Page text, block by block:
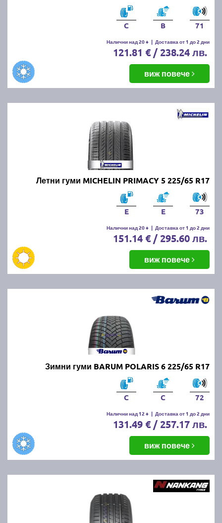
C B 71
Налични над 20 + | Доставка от 1 до 2 дни
121.81 € / 238.24 лв.
виж повече
Летни гуми MICHELIN PRIMACY 5 225/65 R17
E E 73
Налични над 20 + | Доставка от 1 до 2 дни
151.14 € / 295.60 лв.
виж повече
Зимни гуми BARUM POLARIS 6 225/65 R17
C C 72
Налични над 12 + | Доставка от 1 до 2 дни
131.49 € / 257.17 лв.
виж повече